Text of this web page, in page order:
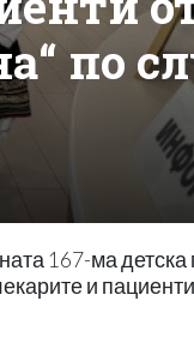
по
167-ма
и